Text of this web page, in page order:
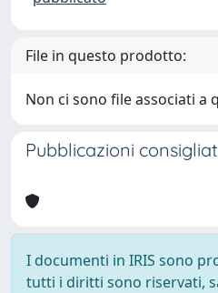
File in questo prodotto:
Non ci sono file associati a
Pubblicazioni
I documenti in IRIS sono
tutti i diritti sono riservati,